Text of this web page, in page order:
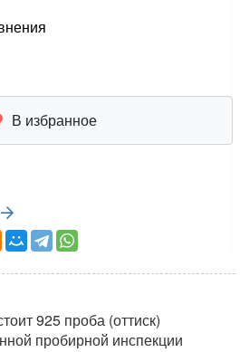
В избранное
925 проба (оттиск)
пробирной инспекции